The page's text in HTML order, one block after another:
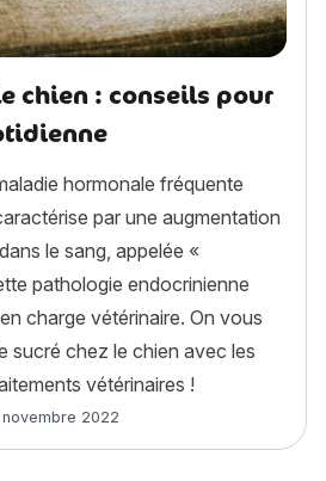
chien : conseils pour
hormonale fréquente
par une augmentation
le sang, appelée «
pathologie endocrinienne
charge vétérinaire. On vous
sucré chez le chien avec les
vétérinaires !
novembre 2022